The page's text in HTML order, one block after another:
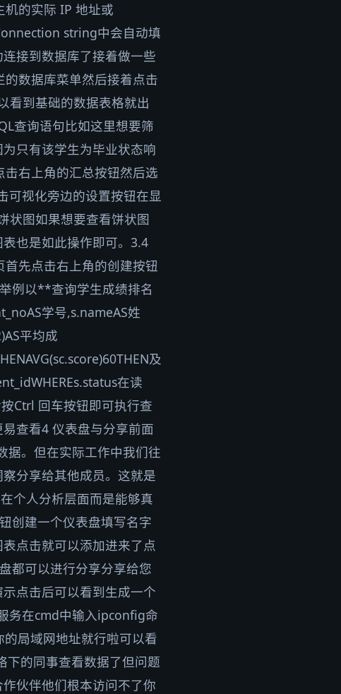
的实际 IP 地址或
string中会自动填
接到数据库了接着做一些
数据库菜单然后接着点击
看到基础的数据表格就出
查询语句比如这里想要筛
只有该学生为毕业状态响
右上角的汇总按钮然后选
可视化旁边的设置按钮在显
状图如果想要查看饼状图
也是如此操作即可。3.4
先点击右上角的创建按钮
例以**查询学生成绩排名
学号,s.nameAS姓
平均成
及
在读
Ctrl 回车按钮即可执行查
查看4 仪表盘与分享前面
据。但在实际工作中我们往
分享给其他成员。这就是
个人分析层面而是能够真
创建一个仪表盘填写名字
点击就可以添加进来了点
都可以进行分享分享给您
点击后可以看到生成一个
务在cmd中输入ipconfig命
局域网地址就行啦可以看
下的同事查看数据了但问题
伙伴他们根本访问不了你